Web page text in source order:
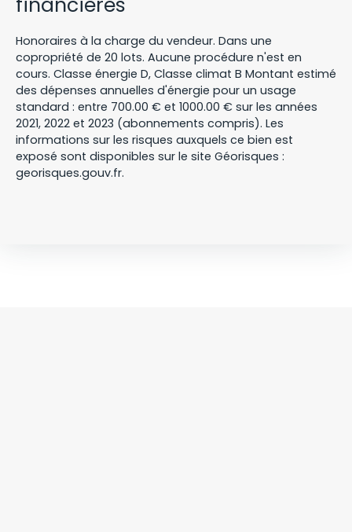
Honoraires à la charge du vendeur. Dans une
copropriété de 20 lots. Aucune procédure n'est en
cours. Classe énergie D, Classe climat B Montant estimé
des dépenses annuelles d'énergie pour un usage
standard : entre 700.00 € et 1000.00 € sur les années
2021, 2022 et 2023 (abonnements compris). Les
informations sur les risques auxquels ce bien est
exposé sont disponibles sur le site Géorisques :
georisques.gouv.fr.